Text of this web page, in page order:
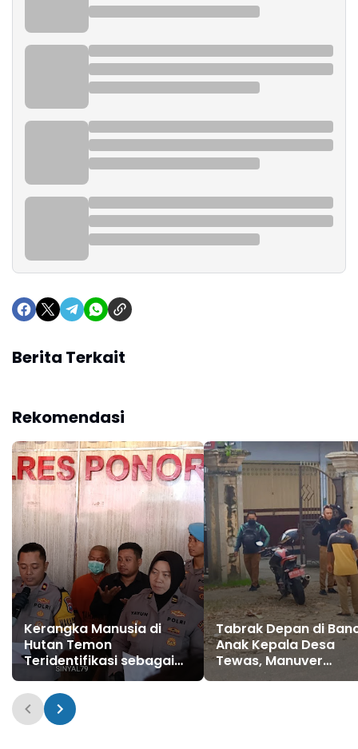
Berita Terkait
Rekomendasi
Kerangka Manusia di
Hutan Temon
Teridentifikasi sebagai
Wagiman: Polisi Pastikan
Tidak Ada Tanda
Kekerasan
Tabrak Depan di
Anak Kepala Desa
Tewas, Manuver
Mendadak Pick Up